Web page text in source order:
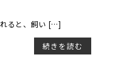
ると、飼い […]
続きを読む